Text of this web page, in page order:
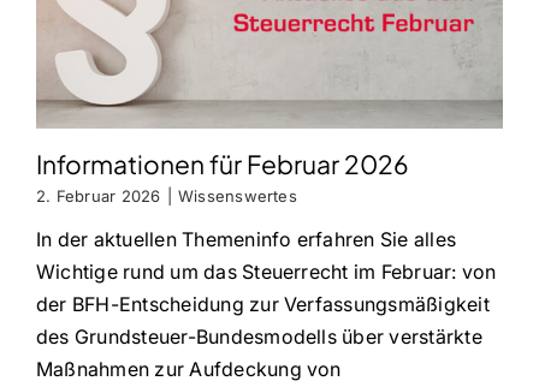
Informationen für Februar 2026
2. Februar 2026 Wissenswertes
In der aktuellen Themeninfo erfahren Sie alles
Wichtige rund um das Steuerrecht im Februar: von
der BFH-Entscheidung zur Verfassungsmäßigkeit
des Grundsteuer-Bundesmodells über verstärkte
Maßnahmen zur Aufdeckung von